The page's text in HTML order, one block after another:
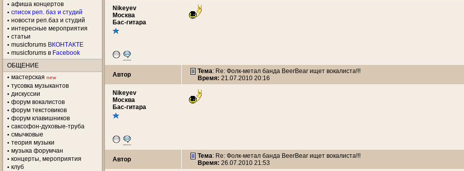
aфиша концертов
список реп. баз и студий
новости реп.баз и студий
интересные мероприятия
статьи
musicforums ВКОНТАКТЕ
musicforums в Facebook
ОБЩЕНИЕ
мастерская new
тусовка музыкантов
дискуссии
форум вокалистов
форум текстовиков
форум клавишников
саксофон-духовые-труба
смычковые
теория музыки
музыка форумчан
концерты, мероприятия
клуб
Nikeyev
Москва
Бас-гитара
Автор Тема: Re: Фолк-метал банда BeerBear ищет вокалиста!!!
Время: 21.07.2010 20:16
Nikeyev
Москва
Бас-гитара
Автор Тема: Re: Фолк-метал банда BeerBear ищет вокалиста!!!
Время: 26.07.2010 21:53